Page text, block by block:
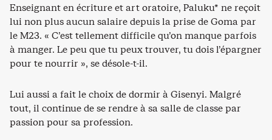
Enseignant en écriture et art oratoire, Paluku* ne reçoit
lui non plus aucun salaire depuis la prise de Goma par
le M23. « C’est tellement difficile qu’on manque parfois
à manger. Le peu que tu peux trouver, tu dois l’épargner
pour te nourrir », se désole-t-il.
Lui aussi a fait le choix de dormir à Gisenyi. Malgré
tout, il continue de se rendre à sa salle de classe par
passion pour sa profession.